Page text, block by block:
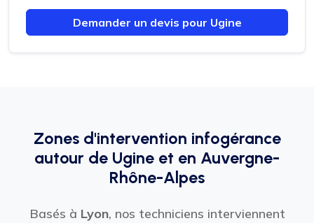
Demander un devis pour Ugine
Zones d'intervention infogérance
autour de Ugine et en Auvergne-
Rhône-Alpes
Basés à Lyon, nos techniciens interviennent